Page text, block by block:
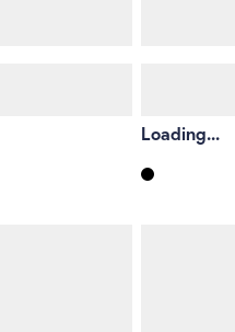
Loading...